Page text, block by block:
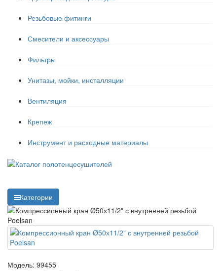
Резьбовые фитинги
Смесители и аксессуары
Фильтры
Унитазы, мойки, инсталляции
Вентиляция
Крепеж
Инструмент и расходные материалы
Категории
Модель: 99455